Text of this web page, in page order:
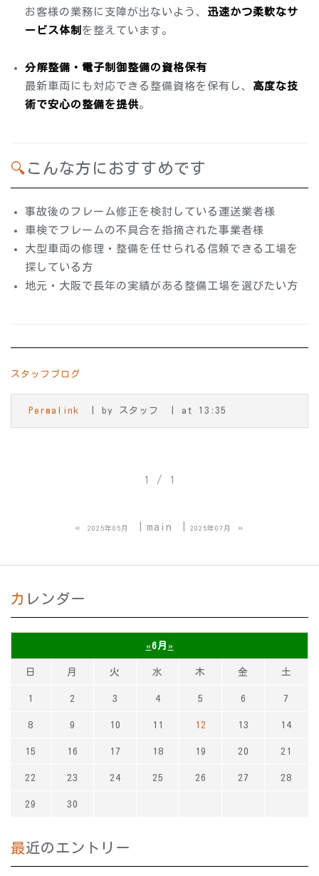
お客様の業務に支障が出ないよう、 迅速かつ柔軟なサ
ービス体制 を整えています。
分解整備・電子制御整備の資格保有
最新車両にも対応できる整備資格を保有し、 高度な技
術で安心の整備を提供。
🔍こんな方におすすめです
事故後のフレーム修正を検討している運送業者様
車検でフレームの不具合を指摘された事業者様
大型車両の修理・整備を任せられる信頼できる工場を
探している方
地元・大阪で長年の実績がある整備工場を選びたい方
スタッフブログ
Permalink by スタッフ at 13:35
1 / 1
« 2025年05月 main 2025年07月 »
カレンダー
«6月 »
日 月 火 水 木 金 土
1 2 3 4 5 6 7
8 9 10 11 12 13 14
15 16 17 18 19 20 21
22 23 24 25 26 27 28
29 30
最近のエントリー